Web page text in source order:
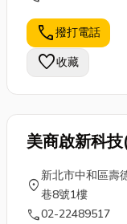
call撥打電話
favorite收藏
美商啟新科
台灣分公司
location_on
新北市中和區壽
巷8號1樓
call02-22489517